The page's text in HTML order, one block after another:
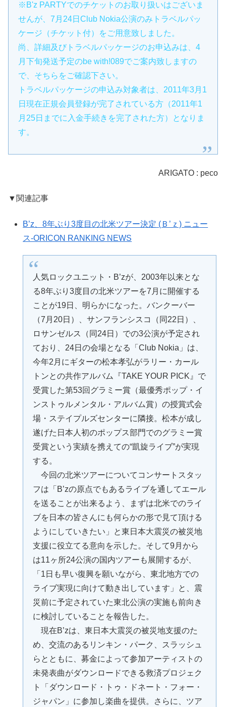
※B'z PARTYでのチケットのお取り扱いはございま
せんが、7月24日Club Nokia公演のみトラベルパッ
ケージ（チケット付）をご用意致しました。
尚、詳細及びトラベルパッケージのお申込みは、4
月下旬発送予定のbe with!089でご案内致しますの
で、そちらをご確認下さい。
トラベルパッケージの申込み対象者は、2011年3月1
日現在正規会員登録が完了されている方（2011年1
月25日までに入金手続きを完了された方）となりま
す。
ARIGATO : peco
▼関連記事
B’z、8年ぶり3度目の北米ツアー決定 (Ｂ’ｚ) ニュー
ス-ORICON RANKING NEWS
人気ロックユニット・B’zが、2003年以来とな
る8年ぶり3度目の北米ツアーを7月に開催する
ことが19日、明らかになった。バンクーバー
（7月20日）、サンフランシスコ（同22日）、
ロサンゼルス（同24日）での3公演が予定され
ており、24日の会場となる「Club Nokia」は、
今年2月にギターの松本孝弘がラリー・カール
トンとの共作アルバム『TAKE YOUR PICK』で
受賞した第53回グラミー賞（最優秀ポップ・イ
ンストゥルメンタル・アルバム賞）の授賞式会
場・ステイプルズセンターに隣接。松本が成し
遂げた日本人初のポップス部門でのグラミー賞
受賞という実績を携えての“凱旋ライブ”が実現
する。
今回の北米ツアーについてコンサートスタッ
フは「B’zの原点でもあるライブを通してエール
を送ることが出来るよう、まずは北米でのライ
ブを日本の皆さんにも何らかの形で見て頂ける
ようにしていきたい」と東日本大震災の被災地
支援に役立てる意向を示した。そして9月から
は11ヶ所24公演の国内ツアーも展開するが、
「1日も早い復興を願いながら、東北地方での
ライブ実現に向けて動き出しています」と、震
災前に予定されていた東北公演の実施も前向き
に検討していることを報告した。
現在B’zは、東日本大震災の被災地支援のた
め、交流のあるリンキン・パーク、スラッシュ
らとともに、募金によって参加アーティストの
未発表曲がダウンロードできる救済プロジェク
ト「ダウンロード・トゥ・ドネート・フォー・
ジャパン」に参加し楽曲を提供。さらに、ツア